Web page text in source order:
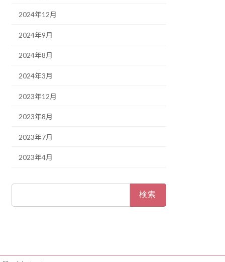
2024年12月
2024年9月
2024年8月
2024年3月
2023年12月
2023年8月
2023年7月
2023年4月